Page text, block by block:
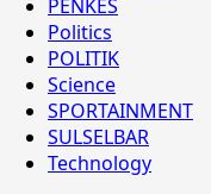
PENKES
Politics
POLITIK
Science
SPORTAINMENT
SULSELBAR
Technology